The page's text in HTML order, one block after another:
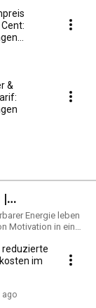
&
|
Energie leben
Motivation in ein
unsere
reduzierte
im
ago